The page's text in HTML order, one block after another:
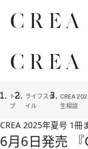
トッ
プ
ライフスタ
イル
CREA
生相談
CREA 2025年夏号 1冊
6月6日発売 『